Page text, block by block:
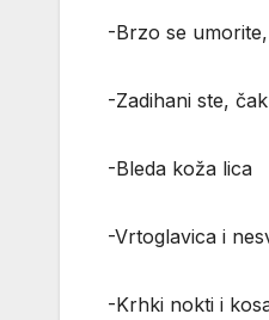
-Brzo se
-Zadihani ste,
-Bleda koža lica
-Vrtoglavica i
-Krhki nokti i